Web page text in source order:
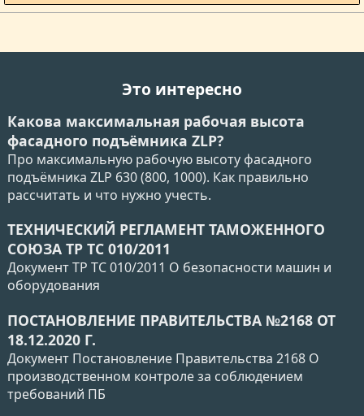
Это интересно
Какова максимальная рабочая высота
фасадного подъёмника ZLP?
Про максимальную рабочую высоту фасадного
подъёмника ZLP 630 (800, 1000). Как правильно
рассчитать и что нужно учесть.
ТЕХНИЧЕСКИЙ РЕГЛАМЕНТ ТАМОЖЕННОГО
СОЮЗА ТР ТС 010/2011
Документ ТР ТС 010/2011 О безопасности машин и
оборудования
ПОСТАНОВЛЕНИЕ ПРАВИТЕЛЬСТВА №2168 ОТ
18.12.2020 Г.
Документ Постановление Правительства 2168 О
производственном контроле за соблюдением
требований ПБ